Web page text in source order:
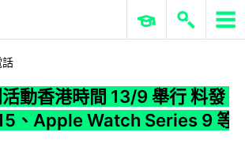
ERP 與商業 AI
動香港時間 13/9 舉行 料發
、Apple Watch Series 9 等